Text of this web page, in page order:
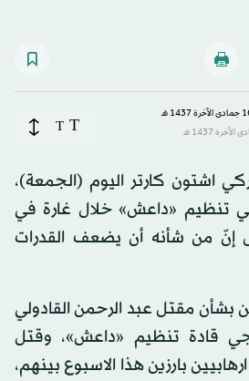
T
T
اشتون كارتر اليوم (الجمعة)،
تنظيم «داعش» خلال غارة في
إنّ من شأنه أن يضعف القدرات
بشأن مقتل عبد الرحمن القادولي
قادة تنظيم «داعش»، وقتل
بارزين هذا الاسبوع بينهم،